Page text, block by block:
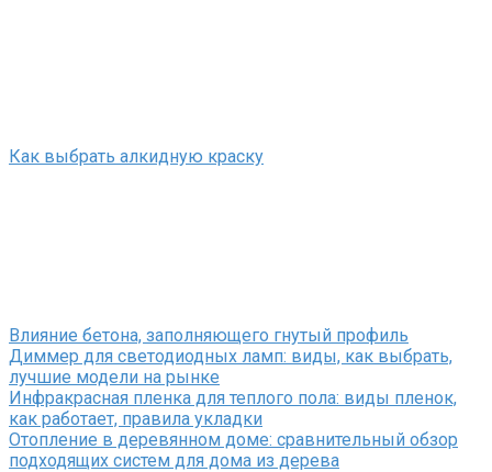
Как выбрать алкидную краску
Влияние бетона, заполняющего гнутый профиль
Диммер для светодиодных ламп: виды, как выбрать,
лучшие модели на рынке
Инфракрасная пленка для теплого пола: виды пленок,
как работает, правила укладки
Отопление в деревянном доме: сравнительный обзор
подходящих систем для дома из дерева